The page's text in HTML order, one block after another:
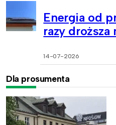
Energia od
razy
14-07-2026
Dla prosumenta